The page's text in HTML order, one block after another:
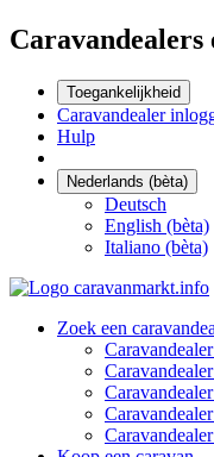
Caravandealers
Toegankelijkheid
Caravandealer
Hulp
Nederlands (bèta)
Deutsch
English (bèta)
Italiano (bèta)
Zoek een